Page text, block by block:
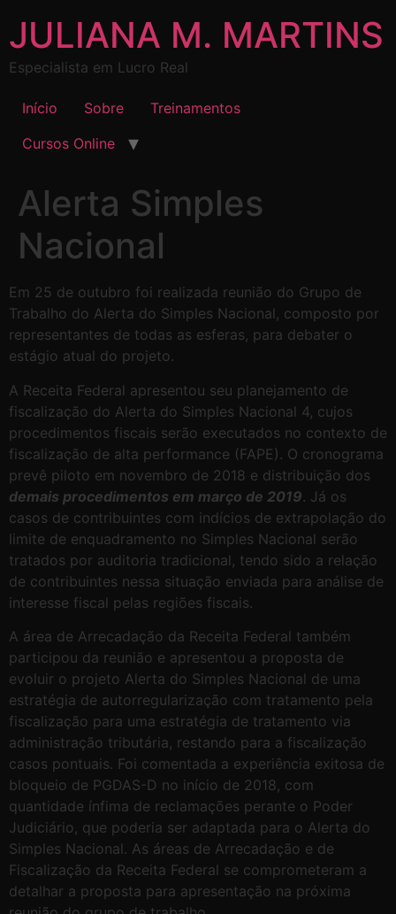
JULIANA M. MARTINS
Especialista em Lucro Real
Início Sobre
Treinamentos
Cursos Online
Alerta Simples
Nacional
Em 25 de outubro foi realizada reunião do Grupo de
Trabalho do Alerta do Simples Nacional, composto por
representantes de todas as esferas, para debater o
estágio atual do projeto.
A Receita Federal apresentou seu planejamento de
fiscalização do Alerta do Simples Nacional 4, cujos
procedimentos fiscais serão executados no contexto de
fiscalização de alta performance (FAPE). O cronograma
prevê piloto em novembro de 2018 e distribuição dos
demais procedimentos em março de 2019. Já os
casos de contribuintes com indícios de extrapolação do
limite de enquadramento no Simples Nacional serão
tratados por auditoria tradicional, tendo sido a relação
de contribuintes nessa situação enviada para análise de
interesse fiscal pelas regiões fiscais.
A área de Arrecadação da Receita Federal também
participou da reunião e apresentou a proposta de
evoluir o projeto Alerta do Simples Nacional de uma
estratégia de autorregularização com tratamento pela
fiscalização para uma estratégia de tratamento via
administração tributária, restando para a fiscalização
casos pontuais. Foi comentada a experiência exitosa de
bloqueio de PGDAS-D no início de 2018, com
quantidade ínfima de reclamações perante o Poder
Judiciário, que poderia ser adaptada para o Alerta do
Simples Nacional. As áreas de Arrecadação e de
Fiscalização da Receita Federal se comprometeram a
detalhar a proposta para apresentação na próxima